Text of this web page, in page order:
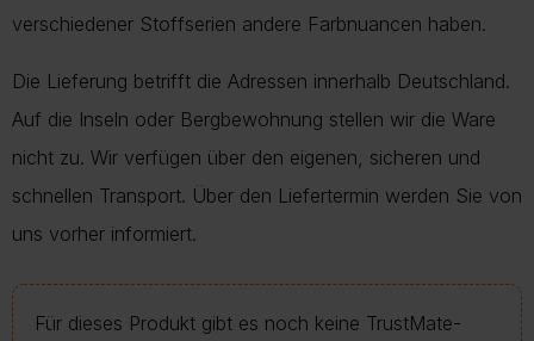
verschiedener Stoffserien andere Farbnuancen haben.
Die Lieferung betrifft die Adressen innerhalb Deutschland.
Auf die Inseln oder Bergbewohnung stellen wir die Ware
nicht zu. Wir verfügen über den eigenen, sicheren und
schnellen Transport. Über den Liefertermin werden Sie von
uns vorher informiert.
Für dieses Produkt gibt es noch keine TrustMate-